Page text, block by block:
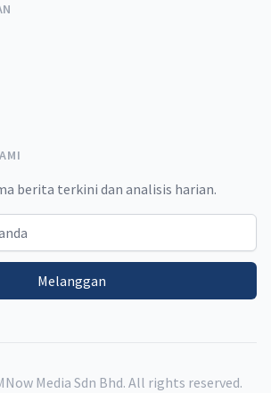
berita terkini dan analisis harian.
Melanggan
Media Sdn Bhd. All rights reserved.